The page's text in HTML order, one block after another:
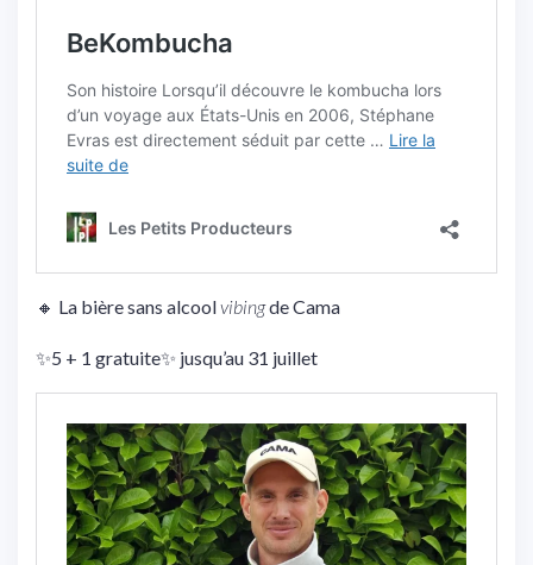
🔸 La bière sans alcoolvibingde Cama
✨5 + 1 gratuite✨ jusqu’au 31 juillet